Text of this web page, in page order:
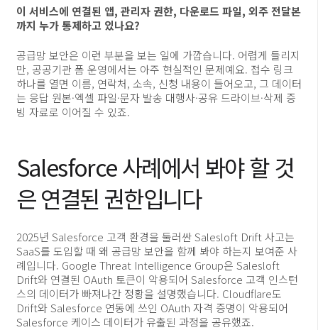
이 서비스에 연결된 앱, 관리자 권한, 다운로드 파일, 외주 전달본
까지 누가 통제하고 있나요?
공급망 보안은 이런 부분을 보는 일에 가깝습니다. 어렵게 들리지
만, 공공기관 폼 운영에서는 아주 현실적인 문제예요. 접수 링크
하나를 열면 이름, 연락처, 소속, 신청 내용이 들어오고, 그 데이터
는 응답 원본·엑셀 파일·문자 발송 대행사·공유 드라이브·삭제 증
빙 자료로 이어질 수 있죠.
Salesforce 사례에서 봐야 할 것
은 연결된 권한입니다
2025년 Salesforce 고객 환경을 둘러싼 Salesloft Drift 사고는
SaaS를 도입할 때 왜 공급망 보안을 함께 봐야 하는지 보여준 사
례입니다. Google Threat Intelligence Group은 Salesloft
Drift와 연결된 OAuth 토큰이 악용되어 Salesforce 고객 인스턴
스의 데이터가 빠져나간 정황을 설명했습니다. Cloudflare도
Drift와 Salesforce 연동에 쓰인 OAuth 자격 증명이 악용되어
Salesforce 케이스 데이터가 유출된 과정을 공유했죠.